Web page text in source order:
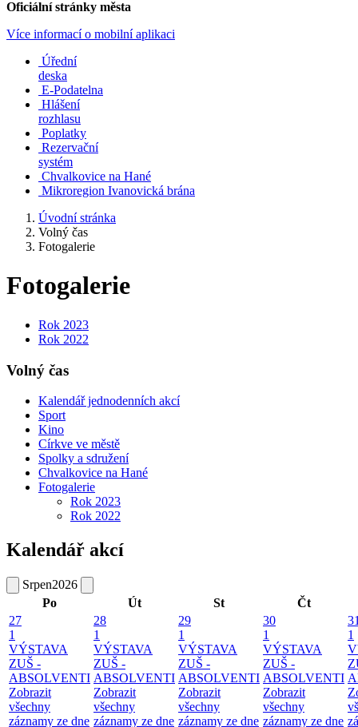
Oficiální stránky města
Více informací o mobilní aplikaci
Úřední
deska
E-Podatelna
Hlášení
rozhlasu
Poplatky
Rezervační
systém
Chvalkovice na Hané
Mikroregion Ivanovická brána
Úvodní stránka
Volný čas
Fotogalerie
Fotogalerie
Rok 2023
Rok 2022
Volný čas
Kalendář jednodenních akcí
Sport
Kino
Církve ve městě
Spolky a sdružení
Chvalkovice na Hané
Fotogalerie
Rok 2023
Rok 2022
Kalendář akcí
Srpen2026
Po
Út St
Čt
27
1
VÝSTAVA
ZUŠ -
ABSOLVENTI
Zobrazit
všechny
záznamy ze dne
28
1
VÝSTAVA
ZUŠ -
ABSOLVENTI
Zobrazit
všechny
záznamy ze dne
29
1
VÝSTAVA
ZUŠ -
ABSOLVENTI
Zobrazit
všechny
záznamy ze dne
30
1
VÝSTAVA
ZUŠ -
ABSOLVENTI
Zobrazit
všechny
záznamy ze dne
1